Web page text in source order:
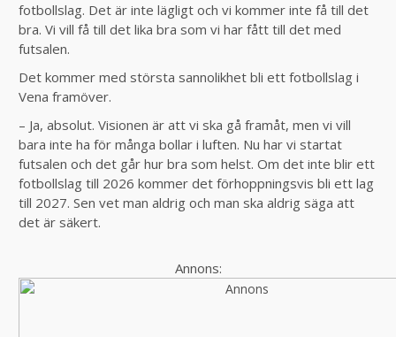
fotbollslag. Det är inte lägligt och vi kommer inte få till det
bra. Vi vill få till det lika bra som vi har fått till det med
futsalen.
Det kommer med största sannolikhet bli ett fotbollslag i
Vena framöver.
– Ja, absolut. Visionen är att vi ska gå framåt, men vi vill
bara inte ha för många bollar i luften. Nu har vi startat
futsalen och det går hur bra som helst. Om det inte blir ett
fotbollslag till 2026 kommer det förhoppningsvis bli ett lag
till 2027. Sen vet man aldrig och man ska aldrig säga att
det är säkert.
Annons: